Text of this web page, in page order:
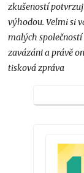
zkušeností
výhodou. Velmi si
malých
zavázáni a právě
tisková zpráva